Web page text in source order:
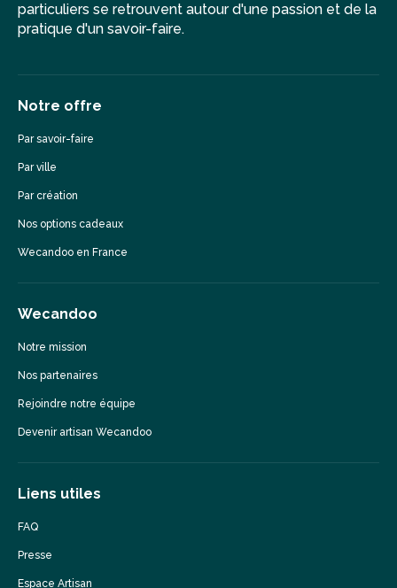
particuliers se retrouvent autour d'une passion et de la
pratique d'un savoir-faire.
Notre offre
Par savoir-faire
Par ville
Par création
Nos options cadeaux
Wecandoo en France
Wecandoo
Notre mission
Nos partenaires
Rejoindre notre équipe
Devenir artisan Wecandoo
Liens utiles
FAQ
Presse
Espace Artisan